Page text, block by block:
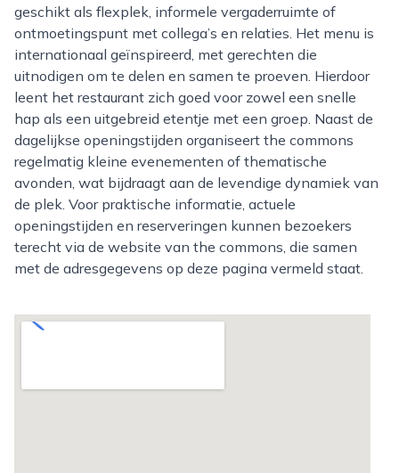
geschikt als flexplek, informele vergaderruimte of
ontmoetingspunt met collega’s en relaties. Het menu is
internationaal geïnspireerd, met gerechten die
uitnodigen om te delen en samen te proeven. Hierdoor
leent het restaurant zich goed voor zowel een snelle
hap als een uitgebreid etentje met een groep. Naast de
dagelijkse openingstijden organiseert the commons
regelmatig kleine evenementen of thematische
avonden, wat bijdraagt aan de levendige dynamiek van
de plek. Voor praktische informatie, actuele
openingstijden en reserveringen kunnen bezoekers
terecht via de website van the commons, die samen
met de adresgegevens op deze pagina vermeld staat.